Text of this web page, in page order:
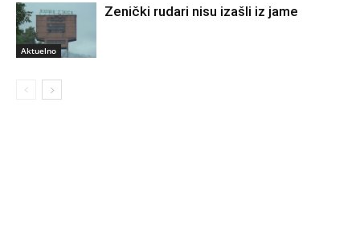
Aktuelno
Zenički rudari nisu izašli iz jame